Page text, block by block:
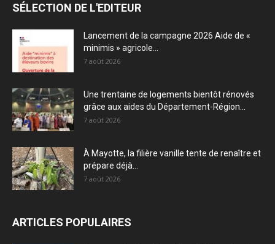
SÉLECTION DE L'EDITEUR
Lancement de la campagne 2026 Aide de «
minimis » agricole...
7 août 2026
Une trentaine de logements bientôt rénovés
grâce aux aides du Département-Région...
7 août 2026
À Mayotte, la filière vanille tente de renaître et
prépare déjà...
7 août 2026
ARTICLES POPULAIRES